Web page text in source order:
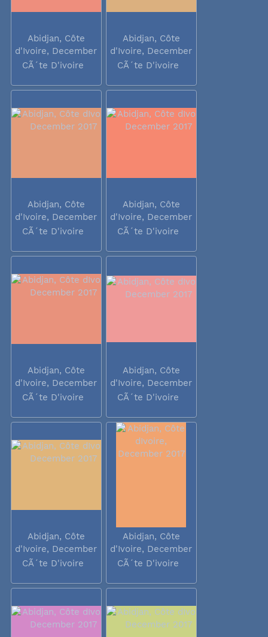
Abidjan, Côte
d'Ivoire, December
2017
CÃ´te D'ivoire
Abidjan, Côte
d'Ivoire, December
2017
CÃ´te D'ivoire
Abidjan, Côte
d'Ivoire, December
2017
CÃ´te D'ivoire
Abidjan, Côte
d'Ivoire, December
2017
CÃ´te D'ivoire
Abidjan, Côte
d'Ivoire, December
2017
CÃ´te D'ivoire
Abidjan, Côte
d'Ivoire, December
2017
CÃ´te D'ivoire
Abidjan, Côte
d'Ivoire, December
2017
CÃ´te D'ivoire
Abidjan, Côte
d'Ivoire, December
2017
CÃ´te D'ivoire